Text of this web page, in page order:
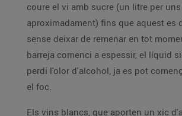
coure el vi amb sucre (un litre per uns
aproximadament) fins que aquest es
sense deixar de remenar en tot
barreja comenci a espessir, el líquid
perdi l'olor d'alcohol, ja es pot
el foc.
Els vins blancs, que aporten un xic